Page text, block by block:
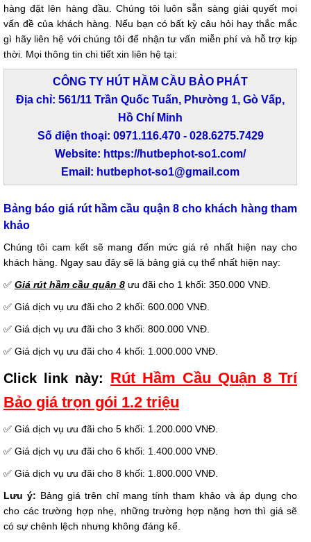
hàng đặt lên hàng đầu. Chúng tôi luôn sẵn sàng giải quyết mọi
vấn đề của khách hàng. Nếu bạn có bất kỳ câu hỏi hay thắc mắc
gì hãy liên hệ với chúng tôi để nhận tư vấn miễn phí và hỗ trợ kịp
thời. Mọi thông tin chi tiết xin liên hệ tại:
CÔNG TY HÚT HẦM CẦU BẢO PHÁT
Địa chỉ: 561/11 Trần Quốc Tuấn, Phường 1, Gò Vấp,
Hồ Chí Minh
Số điện thoại: 0971.116.470 - 028.6275.7429
Website: https://hutbephot-so1.com/
Email: hutbephot-so1@gmail.com
Bảng báo giá rút hầm cầu quận 8 cho khách hàng tham
khảo
Chúng tôi cam kết sẽ mang đến mức giá rẻ nhất hiện nay cho
khách hàng. Ngay sau đây sẽ là bảng giá cụ thể nhất hiện nay:
✅ Giá rút hầm cầu quận 8 ưu đãi cho 1 khối: 350.000 VNĐ.
✅ Giá dịch vụ ưu đãi cho 2 khối: 600.000 VNĐ.
✅ Giá dịch vụ ưu đãi cho 3 khối: 800.000 VNĐ.
✅ Giá dịch vụ ưu đãi cho 4 khối: 1.000.000 VNĐ.
Click link này: Rút Hầm Cầu Quận 8 Trí
Bảo giá trọn gói 1.2 triệu
✅ Giá dịch vụ ưu đãi cho 5 khối: 1.200.000 VNĐ.
✅ Giá dịch vụ ưu đãi cho 6 khối: 1.400.000 VNĐ.
✅ Giá dịch vụ ưu đãi cho 8 khối: 1.800.000 VNĐ.
Lưu ý: Bảng giá trên chỉ mang tính tham khảo và áp dụng cho
cho các trường hợp nhẹ, những trường hợp nặng hơn thì giá sẽ
có sự chênh lệch nhưng không đáng kể.